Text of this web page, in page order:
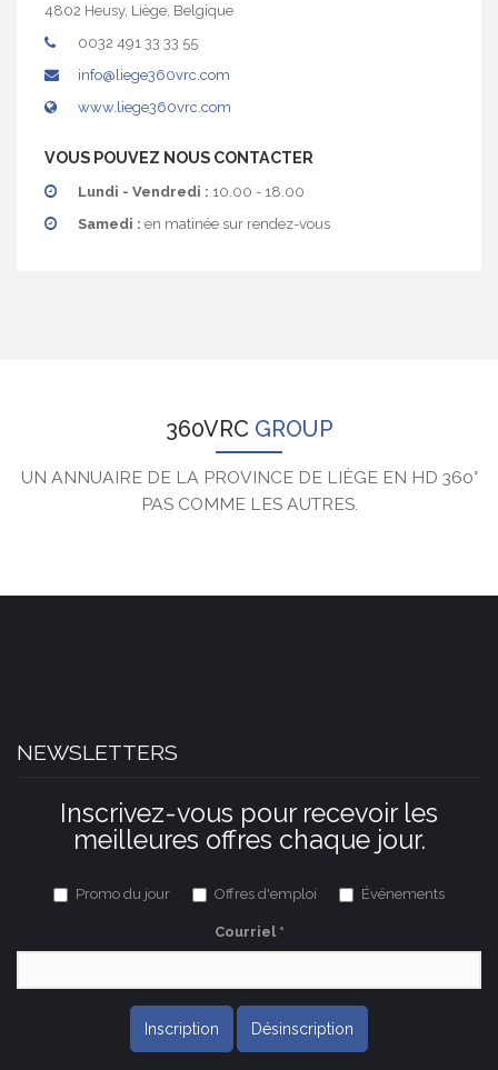
4802 Heusy, Liège, Belgique
0032 491 33 33 55
info@liege360vrc.com
www.liege360vrc.com
VOUS POUVEZ NOUS CONTACTER
Lundi - Vendredi : 10.00 - 18.00
Samedi : en matinée sur rendez-vous
360VRC GROUP
UN ANNUAIRE DE LA PROVINCE DE LIÈGE EN HD 360°
PAS COMME LES AUTRES.
NEWSLETTERS
Inscrivez-vous pour recevoir les
meilleures offres chaque jour.
Promo du jour Offres d'emploi Événements
Courriel *
Inscription Désinscription